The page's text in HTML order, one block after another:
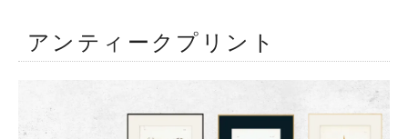
アンティークプリント